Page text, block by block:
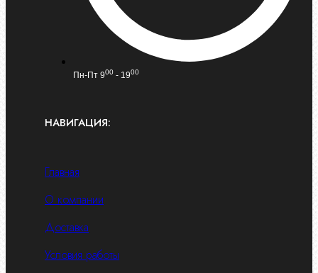
Пн-Пт 900 - 1900
НАВИГАЦИЯ:
Главная
О компании
Доставка
Условия работы